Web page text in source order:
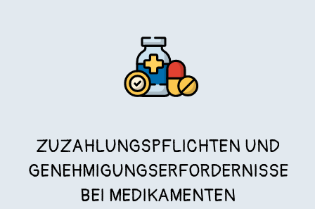
ZUZAHLUNGSPFLICHTEN UND
GENEHMIGUNGSERFORDERNISSE
BEI MEDIKAMENTEN